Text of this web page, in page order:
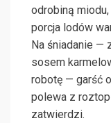
odrobiną
porcja lodów
Na śniadanie —
sosem
robotę — garść
polewa z
zatwierdzi.